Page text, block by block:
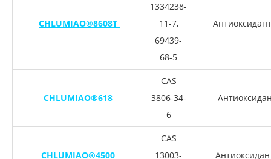
CHLUMIAO®8608T
1334238-
11-7,
69439-
68-5
CHLUMIAO®618
CAS
3806-34-
6
CHLUMIAO®4500
CAS
13003-